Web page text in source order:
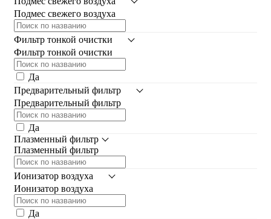
Подмес свежего воздуха
Фильтр тонкой очистки
Фильтр тонкой очистки
Да
Предварительный фильтр
Предварительный фильтр
Да
Плазменный фильтр
Плазменный фильтр
Ионизатор воздуха
Ионизатор воздуха
Да